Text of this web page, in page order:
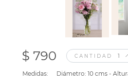
$ 790 CANTIDAD
Medidas: Diámetro: 10 cms -